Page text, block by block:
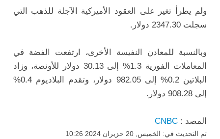
ولم يطرأ تغير على العقود الأميركية الآجلة للذهب التي
سجلت 2347.30 دولار.
وبالنسبة للمعادن النفيسة الأخرى، ارتفعت الفضة في
المعاملات الفورية 1.3% إلى 30.13 دولار للأونصة، وزاد
البلاتين 0.2% إلى 982.05 دولار، وتقدم البلاديوم 0.4%
إلى 908.28 دولار.
المصد : CNBC
تم التحديث في: الخميس, 20 حزيران 2024 10:26